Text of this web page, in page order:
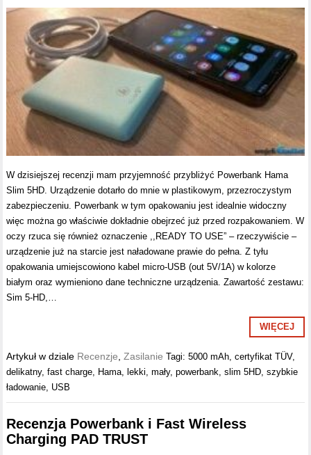
W dzisiejszej recenzji mam przyjemność przybliżyć Powerbank Hama
Slim 5HD. Urządzenie dotarło do mnie w plastikowym, przezroczystym
zabezpieczeniu. Powerbank w tym opakowaniu jest idealnie widoczny
więc można go właściwie dokładnie obejrzeć już przed rozpakowaniem. W
oczy rzuca się również oznaczenie ,,READY TO USE” – rzeczywiście –
urządzenie już na starcie jest naładowane prawie do pełna. Z tyłu
opakowania umiejscowiono kabel micro-USB (out 5V/1A) w kolorze
białym oraz wymieniono dane techniczne urządzenia. Zawartość zestawu:
Sim 5-HD,…
WIĘCEJ
Artykuł w dziale Recenzje ,Zasilanie Tagi:5000 mAh ,certyfikat TÜV,
delikatny,fast charge Hama lekki ,mały,powerbank ,slim 5HD ,szybkie
ładowanie USB
Recenzja Powerbank i Fast Wireless
Charging PAD TRUST